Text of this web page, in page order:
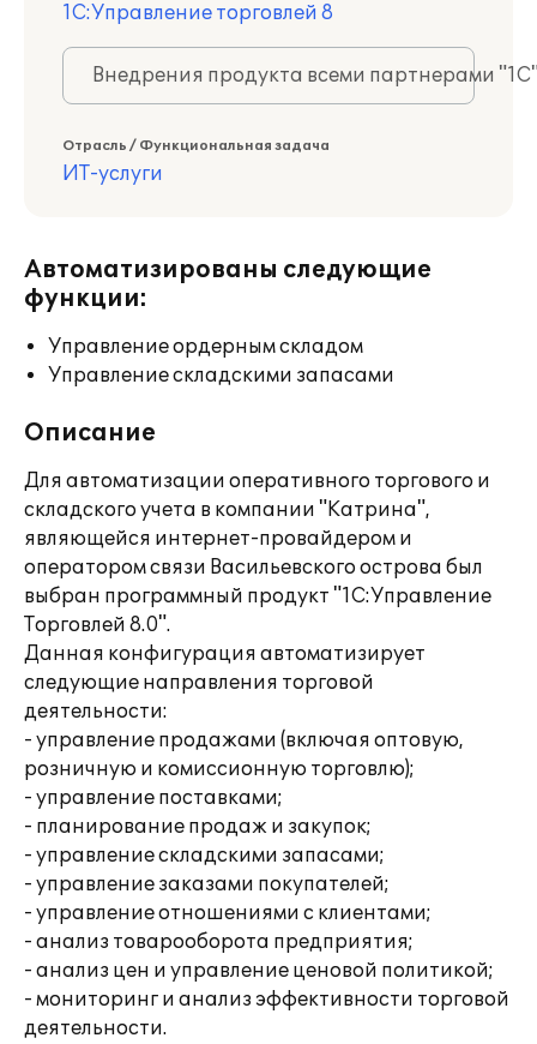
1С:Управление торговлей 8
Внедрения продукта всеми партнерами
Отрасль / Функциональная задача
ИТ-услуги
Автоматизированы следующие
функции:
Управление ордерным складом
Управление складскими запасами
Описание
Для автоматизации оперативного торгового и
складского учета в компании "Катрина",
являющейся интернет-провайдером и
оператором связи Васильевского острова был
выбран программный продукт "1С:Управление
Торговлей 8.0".
Данная конфигурация автоматизирует
следующие направления торговой
деятельности:
- управление продажами (включая оптовую,
розничную и комиссионную торговлю);
- управление поставками;
- планирование продаж и закупок;
- управление складскими запасами;
- управление заказами покупателей;
- управление отношениями с клиентами;
- анализ товарооборота предприятия;
- анализ цен и управление ценовой политикой;
- мониторинг и анализ эффективности торговой
деятельности.